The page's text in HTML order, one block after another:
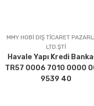
Ürün açıklamasında
Ürün bilgilerinde hatalar
Ürün fiyatı diğer
Bu ürüne benzer farklı
MMY HOBİ DIŞ TİCARET
LTD.ŞTİ
Havale Yapı Kredi
TR57 0006 7010 0000
9539 40